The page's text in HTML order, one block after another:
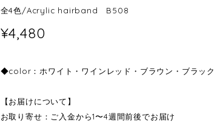
全4色/Acrylic hairband B508
¥4,480
◆color：ホワイト・ワインレッド・ブラウン・ブラック
【お届けについて】
お取り寄せ：ご入金から1〜4週間前後でお届け